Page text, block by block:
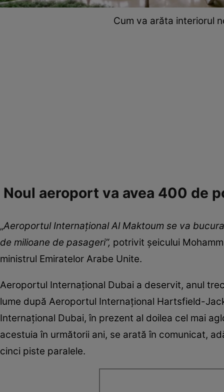
Cum va arăta interiorul
Noul aeroport va avea 400 de
„Aeroportul Internaţional Al Maktoum se va
de milioane de pasageri”, potrivit şeicului
ministrul Emiratelor Arabe Unite.
Aeroportul Internaţional Dubai a deservit, anul
lume după Aeroportul Internaţional Hartsfield-
Internaţional Dubai, în prezent al doilea cel mai
acestuia în următorii ani, se arată în comunicat,
cinci piste paralele.